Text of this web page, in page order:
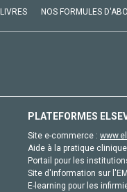
LIVRES NOS FORMULES
PLATEFORMES
Site e-commerce :
Aide à la pratique
Portail pour les
Site d'information sur
E-learning pour les